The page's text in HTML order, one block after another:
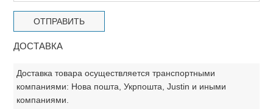
ДОСТАВКА
Доставка товара осуществляется транспортными
компаниями: Нова пошта, Укрпошта, Justin и иными
компаниями.